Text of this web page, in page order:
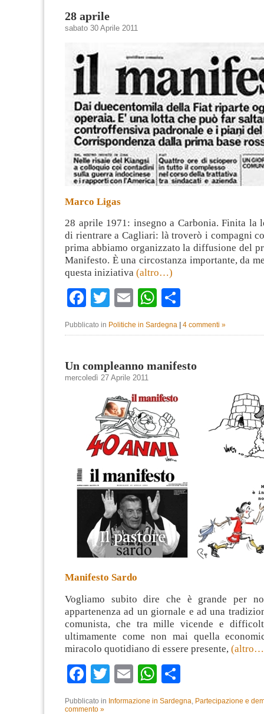
28 aprile
sabato 30 Aprile 2011
Marco Ligas
28 aprile 1971: insegno a Carbonia. Finita la
di rientrare a Cagliari: là troverò i compagni
prima abbiamo organizzato la diffusione del
Manifesto. È una circostanza importante, da
questa iniziativa (altro…)
Facebook
TwitterEmailWhatsApp
Pubblicato in Politiche in Sardegna 4 commenti »
Un compleanno manifesto
mercoledì 27 Aprile 2011
Manifesto Sardo
Vogliamo subito dire che è grande per
appartenenza ad un giornale e ad una
comunista, che tra mille vicende e
ultimamente come non mai quella
miracolo quotidiano di essere presente,
Facebook
Twitter
EmailWhatsApp
Pubblicato in Informazione in Sardegna Partecipazione e
commento »